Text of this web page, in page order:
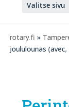
Valitse sivu
rotary.fi »
joululounas (avec,